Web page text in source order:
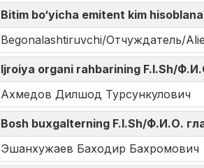
Bitim bo‘yicha emitent kim
Begonalashtiruvchi/Отчуждатель/
Ijroiya organi rahbarining F.I.Sh/
Ахмедов Дилшод Турсункулович
Bosh buxgalterning F.I.Sh/Ф.И.О.
Эшанхужаев Баходир Бахромович